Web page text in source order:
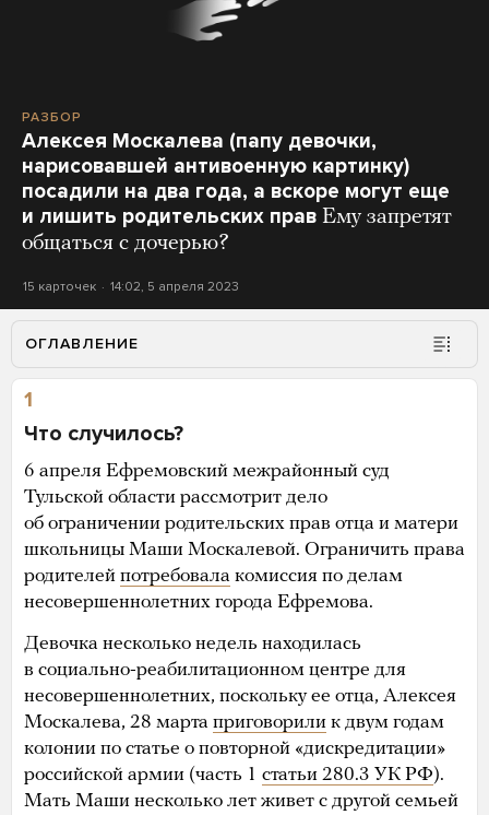
РАЗБОР
Алексея Москалева (папу девочки,
нарисовавшей антивоенную картинку)
посадили на два года, а вскоре могут еще
и лишить родительских прав Ему запретят
общаться с дочерью?
15 карточек 14:02, 5 апреля 2023
ОГЛАВЛЕНИЕ
1
Что случилось?
6 апреля Ефремовский межрайонный суд
Тульской области рассмотрит дело
об ограничении родительских прав отца и матери
школьницы Маши Москалевой. Ограничить права
родителей потребовала комиссия по делам
несовершеннолетних города Ефремова.
Девочка несколько недель находилась
в социально-реабилитационном центре для
несовершеннолетних, поскольку ее отца, Алексея
Москалева, 28 марта приговорили к двум годам
колонии по статье о повторной «дискредитации»
российской армии (часть 1 статьи 280.3 УК РФ).
Мать Маши несколько лет живет с другой семьей